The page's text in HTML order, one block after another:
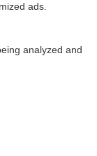
ads.
analyzed and